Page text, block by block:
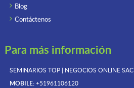
Blog
Contáctenos
Para más información
SEMINARIOS TOP | NEGOCIOS ONLINESAC
MOBILE:+51961106120